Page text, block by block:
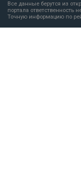
Все данные берутся из
портала ответственность
Точную информацию по